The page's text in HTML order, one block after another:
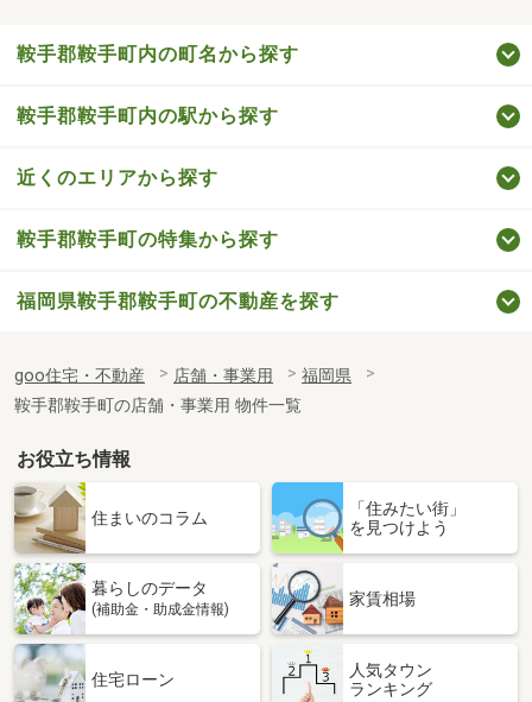
鞍手郡鞍手町内の町名から探す
鞍手郡鞍手町内の駅から探す
近くのエリアから探す
鞍手郡鞍手町の特集から探す
福岡県鞍手郡鞍手町の不動産を探す
goo住宅・不動産 店舗・事業用
福岡県
鞍手郡鞍手町の店舗・事業用 物件一覧
お役立ち情報
住まいのコラム
「住みたい街」
を見つけよう
暮らしのデータ
(補助金・助成金情報)
家賃相場
住宅ローン
人気タウン
ランキング